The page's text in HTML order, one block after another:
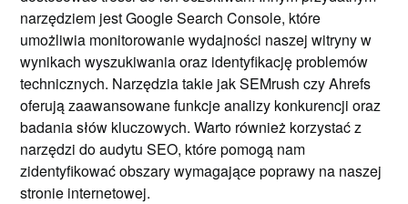
narzędziem jest Google Search Console, które
umożliwia monitorowanie wydajności naszej witryny w
wynikach wyszukiwania oraz identyfikację problemów
technicznych. Narzędzia takie jak SEMrush czy Ahrefs
oferują zaawansowane funkcje analizy konkurencji oraz
badania słów kluczowych. Warto również korzystać z
narzędzi do audytu SEO, które pomogą nam
zidentyfikować obszary wymagające poprawy na naszej
stronie internetowej.